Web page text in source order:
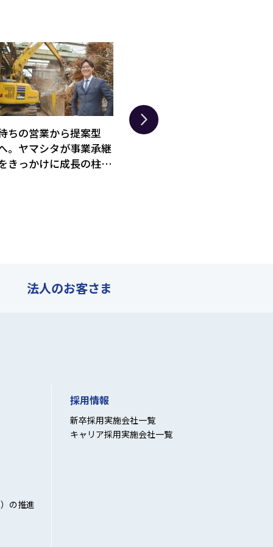
ちの営業から提案型
。ヤマシタが事業承継
きっかけに成長の柱と
経営難を切り抜けた「別
法人のお客さま
の推進
採用情報
新卒採用実施会社一覧
キャリア採用実施会社一覧